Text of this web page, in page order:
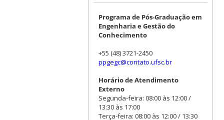
Programa de Pós-Graduação em
Engenharia e Gestão do
Conhecimento
+55 (48) 3721-2450
ppgegc@contato.ufsc.br
Horário de Atendimento
Externo
Segunda-feira: 08:00 às 12:00 /
13:30 às 17:00
Terça-feira: 08:00 às 12:00 / 13:30